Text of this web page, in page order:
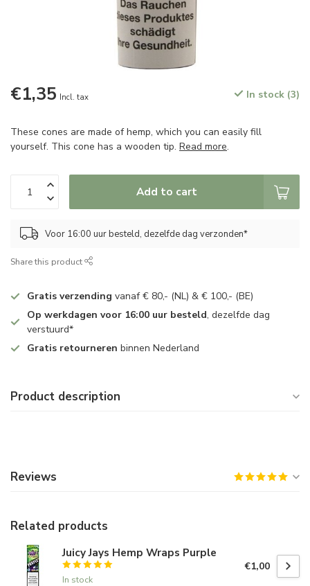
€1,35 Incl. tax In stock (3)
These cones are made of hemp, which you can easily fill
yourself. This cone has a wooden tip. Read more.
Add to cart
Voor 16:00 uur besteld, dezelfde dag verzonden*
Share this product
Gratis verzending vanaf € 80,- (NL) & € 100,- (BE)
Op werkdagen voor 16:00 uur besteld, dezelfde dag
verstuurd*
Gratis retourneren binnen Nederland
Product description
Reviews
Related products
Juicy Jays Hemp Wraps Purple
In stock
€1,00